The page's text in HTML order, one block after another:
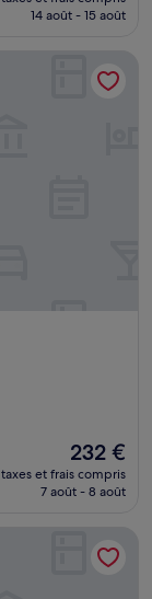
prix
143 €
14 août - 15 août
Le
nouveau
prix
de
232 €
232 €
taxes et frais compris
7 août - 8 août